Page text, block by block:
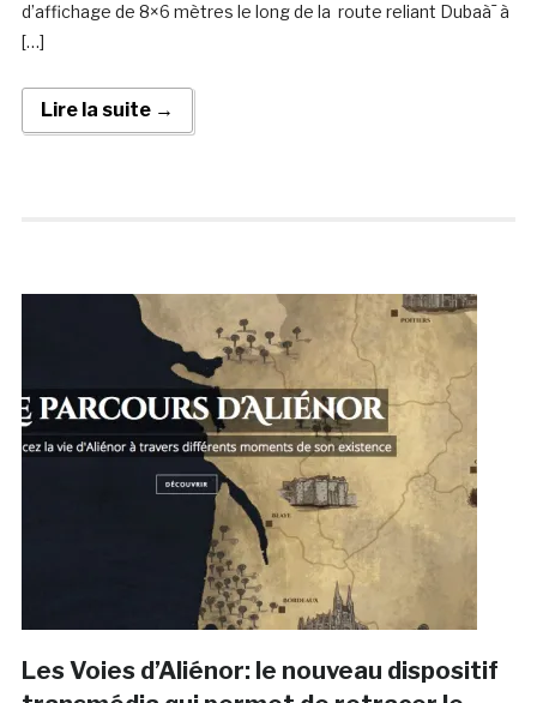
d’affichage de 8×6 mètres le long de la route reliant Dubaà¯ à
[…]
Lire la suite →
Les Voies d’Aliénor: le nouveau dispositif